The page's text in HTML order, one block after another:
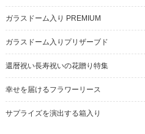
ガラスドーム入り PREMIUM
ガラスドーム入りプリザーブド
還暦祝い長寿祝いの花贈り特集
幸せを届けるフラワーリース
サプライズを演出する箱入り